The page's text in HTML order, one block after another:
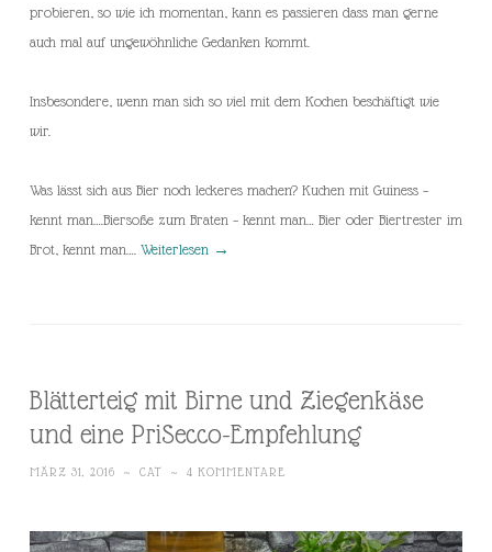
probieren, so wie ich momentan, kann es passieren dass man gerne
auch mal auf ungewöhnliche Gedanken kommt.
Insbesondere, wenn man sich so viel mit dem Kochen beschäftigt wie
wir.
Was lässt sich aus Bier noch leckeres machen? Kuchen mit Guiness –
kennt man….Biersoße zum Braten – kennt man… Bier oder Biertrester im
Brot, kennt man…. Weiterlesen →
Blätterteig mit Birne und Ziegenkäse
und eine PriSecco-Empfehlung
MÄRZ 31, 2016 ~ CAT ~ 4 KOMMENTARE